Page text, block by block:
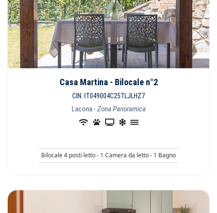
Casa Martina - Bilocale n°2
CIN: IT049004C25TLJLHZ7
Lacona- Zona Panoramica
Bilocale 4 posti letto - 1 Camera da letto - 1 Bagno